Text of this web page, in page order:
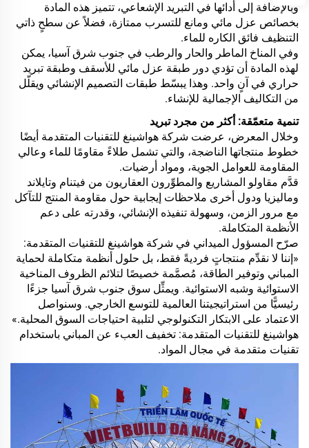
وبالإضافة إلى أدائها في التبريد الإشعاعي، تتميز هذه المادة
بخصائص عزل مائي ومانع للتسرب ممتازة، فضلاً عن سطحٍ ذاتي
التنظيف فائق الكاره للماء.
وفي المناخ الماطر والحار والرطب في جنوب شرق آسيا، يمكن
لهذه المادة أن تؤدي دور طبقة عزل مائي للأسقف وطبقة تبريد
حراري في آنٍ واحد. وهذا يبسّط طبقات التصميم الإنشائي ويقلّل
من التكاليف الإجمالية للإنشاء.
تنمية متعمّقة: أكثر من مجرد تبريد
وخلال المعرض، عرضت شركة هواشينغ للتقنيات المتقدمة أيضًا
خطوط منتجاتها الناضجة، والتي تشمل طلاءً مقاومًا للماء وعالي
المقاومة للعوامل الجوية، ومواد أرضيات.
قدَّم مقاولو المشاريع والمطوِّرون العقاريون من فيتنام وتايلاند
وماليزيا ودول أخرى ملاحظات إيجابية حول مقاومة المنتج للتآكل
مع مرور الزمن، وسهولة تنفيذه الإنشائي، وقدرته على دعم
الأنظمة المتكاملة.
صرّح المسؤول الميداني في شركة هواشينغ للتقنيات المتقدمة:
«إننا لا نقدِّم منتجاتٍ فرديةً فقط، بل حلول أنظمة متكاملة لحماية
المباني وتوفير الطاقة، مُصمَّمة خصيصًا لتلائم الظروف المناخية
الاستوائية وشبه الاستوائية. ويمثِّل سوق جنوب شرق آسيا جزءًا
رئيسيًّا من استراتيجيتنا العالمية للتوسع الخارجي. وسنواصل
الاعتماد على الابتكار التكنولوجي لتلبية احتياجات السوق المحلية.»
هواشينغ للتقنيات المتقدمة: تخفيف العبء عن المباني باستخدام
تقنيات متقدمة في مجال المواد.